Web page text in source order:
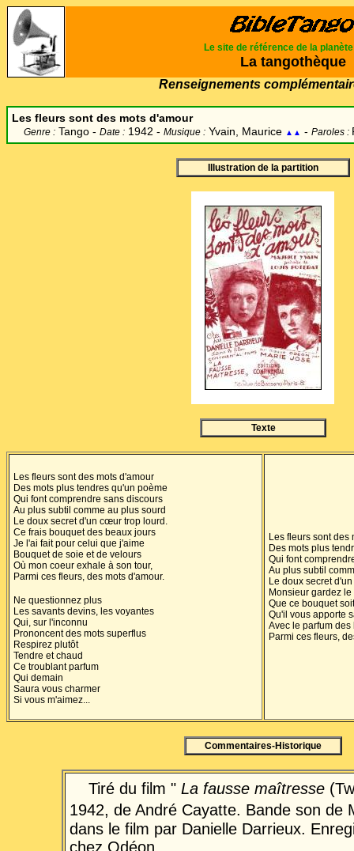
Le site de référence de la planète
La tangothèque
Renseignements
Les fleurs sont des mots d'amour
Genre : Tango - Date : 1942 - Musique : Yvain, Maurice ▲▲ - Paroles :
Illustration de la partition
Texte
Les fleurs sont des mots d'amour
Des mots plus tendres qu'un poème
Qui font comprendre sans discours
Au plus subtil comme au plus sourd
Le doux secret d'un cœur trop lourd.
Ce frais bouquet des beaux jours
Je l'ai fait pour celui que j'aime
Bouquet de soie et de velours
Où mon coeur exhale à son tour,
Parmi ces fleurs, des mots d'amour.
Ne questionnez plus
Les savants devins, les voyantes
Qui, sur l'inconnu
Prononcent des mots superflus
Respirez plutôt
Tendre et chaud
Ce troublant parfum
Qui demain
Saura vous charmer
Si vous m'aimez...
Les fleurs sont des
Des mots plus
Qui font
Au plus subtil
Le doux secret
Monsieur gardez
Que ce bouquet
Qu'il vous apporte
Avec le parfum des
Parmi ces fleurs,
Commentaires-Historique
Tiré du film " La fausse maîtresse
1942, de André Cayatte. Bande son de
dans le film par Danielle Darrieux.
chez Odéon.